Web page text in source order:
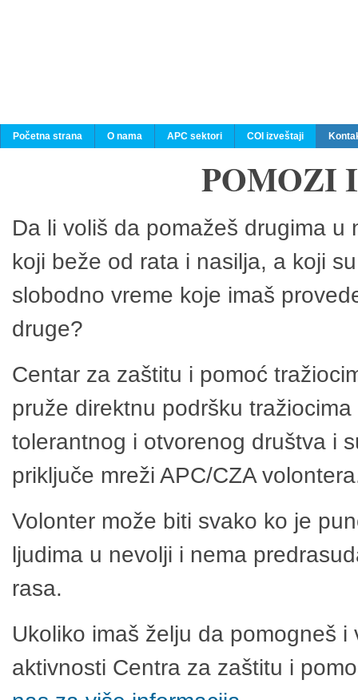
Početna strana O nama APC sektori COI izveštaji
POMOZI
Da li voliš da pomažeš drugima
koji beže od rata i nasilja, a koji
slobodno vreme koje imaš
druge?
Centar za zaštitu i pomoć
pruže direktnu podršku
tolerantnog i otvorenog društva i
priključe mreži APC/CZA
Volonter može biti svako ko je
ljudima u nevolji i nema
rasa.
Ukoliko imaš želju da pomogneš
aktivnosti Centra za zaštitu i